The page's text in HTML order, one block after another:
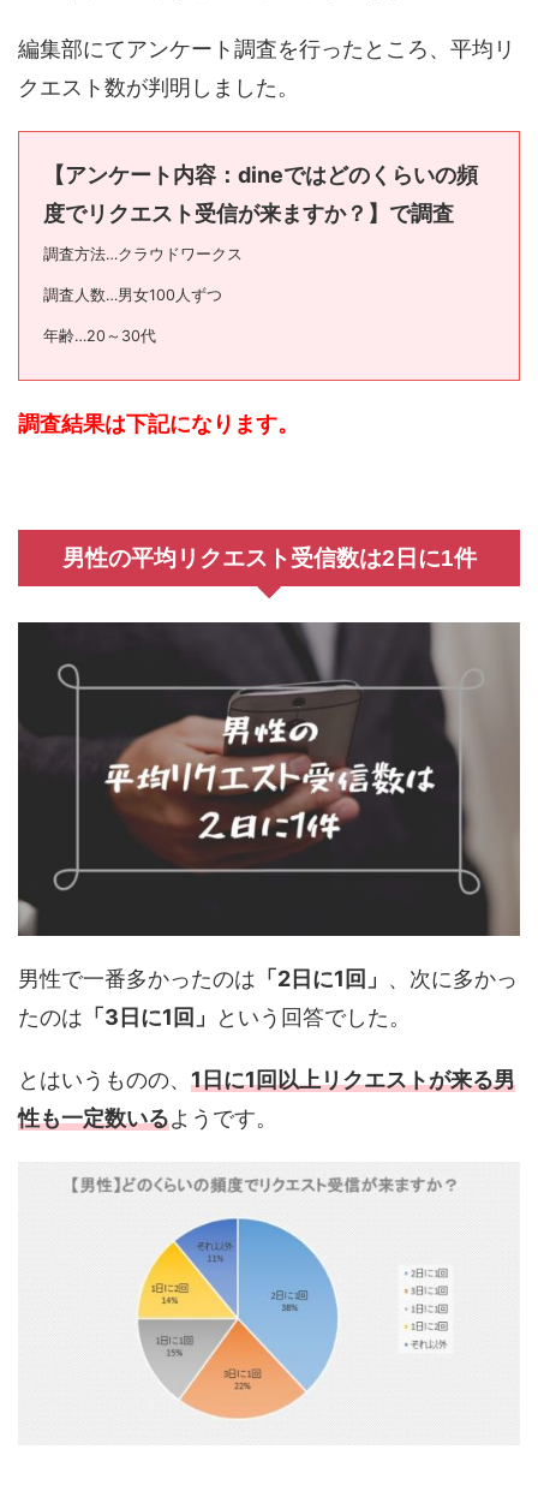
編集部にてアンケート調査を行ったところ、平均リ
クエスト数が判明しました。
【アンケート内容： dineではどのくらいの頻
度でリクエスト受信が来ますか？】で調査
調査方法…クラウドワークス
調査人数…男女100人ずつ
年齢…20～30代
調査結果は下記になります。
男性の平均リクエスト受信数は2日に1件
男性で一番多かったのは 「2日に1回」 、次に多かっ
たのは 「3日に1回」 という回答でした。
とはいうものの、 1日に1回以上リクエストが来る男
性も一定数いるようです。